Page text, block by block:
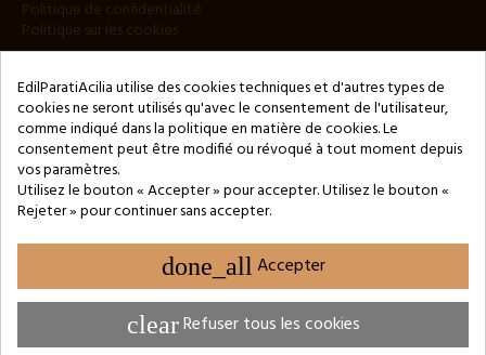
Copyright © 2024 by 3Enne s.r.l.s. P.IVA/C.F.: 13466181008
Numéro d'enregistrement REA : RM-1449325 - Registre du
Commerce de Rome
Website Developed by M.Borzacchini - TestSide
EdilParatiAcilia utilise des cookies techniques et d'autres types de
cookies ne seront utilisés qu'avec le consentement de l'utilisateur,
comme indiqué dans la politique en matière de cookies. Le
consentement peut être modifié ou révoqué à tout moment depuis
vos paramètres.
Utilisez le bouton « Accepter » pour accepter. Utilisez le bouton «
Rejeter » pour continuer sans accepter.
done_all Accepter
clearRefuser tous les cookies